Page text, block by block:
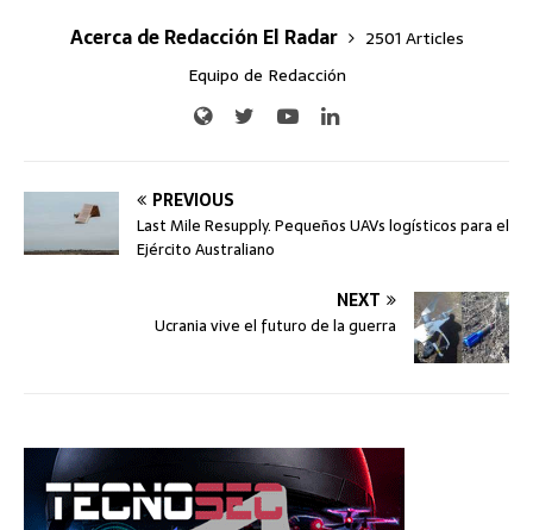
Acerca de Redacción El Radar
2501 Articles
Equipo de Redacción
PREVIOUS
Last Mile Resupply. Pequeños UAVs logísticos para el
Ejército Australiano
NEXT
Ucrania vive el futuro de la guerra